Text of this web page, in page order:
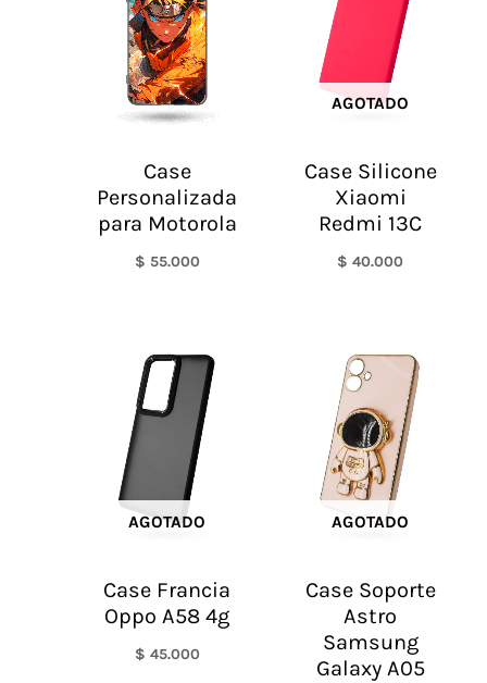
Case
Personalizada
para Motorola
$ 55.000
AGOTADO
Case Silicone
Xiaomi
Redmi 13C
$ 40.000
AGOTADO
Case Francia
Oppo A58 4g
$ 45.000
AGOTADO
Case Soporte
Astro
Samsung
Galaxy A05